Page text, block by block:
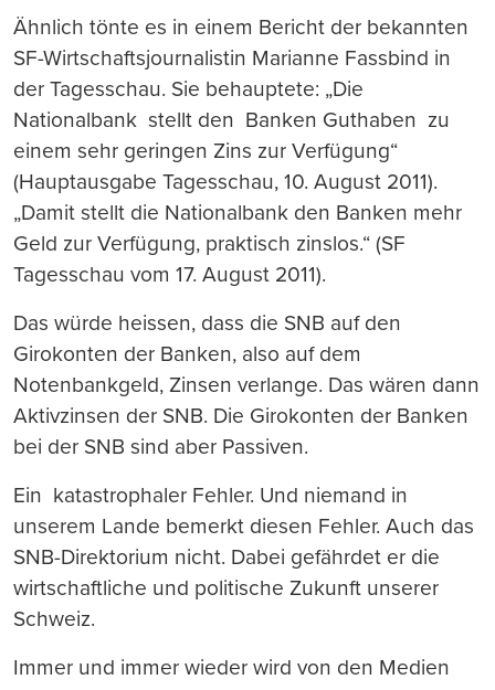
Ähnlich tönte es in einem Bericht der bekannten
SF-Wirtschaftsjournalistin Marianne Fassbind in
der Tagesschau. Sie behauptete: „Die
Nationalbank stellt den Banken Guthaben zu
einem sehr geringen Zins zur Verfügung“
(Hauptausgabe Tagesschau, 10. August 2011).
„Damit stellt die Nationalbank den Banken mehr
Geld zur Verfügung, praktisch zinslos.“ (SF
Tagesschau vom 17. August 2011).
Das würde heissen, dass die SNB auf den
Girokonten der Banken, also auf dem
Notenbankgeld, Zinsen verlange. Das wären dann
Aktivzinsen der SNB. Die Girokonten der Banken
bei der SNB sind aber Passiven.
Ein katastrophaler Fehler. Und niemand in
unserem Lande bemerkt diesen Fehler. Auch das
SNB-Direktorium nicht. Dabei gefährdet er die
wirtschaftliche und politische Zukunft unserer
Schweiz.
Immer und immer wieder wird von den Medien